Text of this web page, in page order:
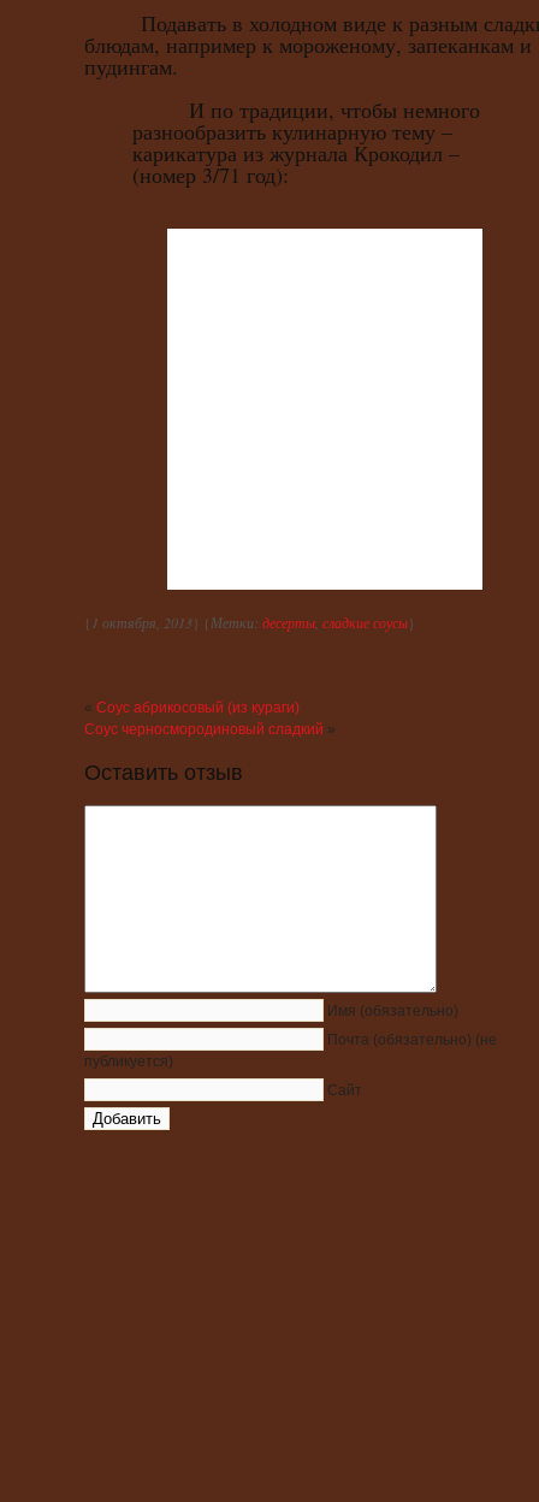
Подавать в холодном виде к разным
блюдам, например к мороженому, запеканкам и
пудингам.
И по традиции, чтобы немного
разнообразить кулинарную тему –
карикатура из журнала Крокодил –
(номер 3/71 год):
{ 1 октября, 2013} {Метки: десерты сладкие соусы}
« Соус абрикосовый (из кураги)
Соус черносмородиновый сладкий »
Оставить отзыв
Имя (обязательно)
Почта (обязательно) (не
публикуется)
Сайт